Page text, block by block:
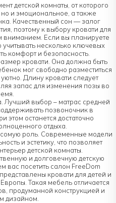
детской комнаты, от которого
и эмоциональное, а также
Качественный сон — залог
поэтому к выбору кровати для
вниманием. Если вы планируете
учитывать несколько ключевых
комфорт и безопасность.
кровати. Она должна быть
мог свободно разместиться
Длину кровати следует
запас для изменения позы во
выбор – матрас средней
позвоночник в
останется достаточно
отдыха.
роль. Современные модели
и эстетику, что позволяет
детской комнаты.
и долговечную детскую
вас посетить салон FreeDom
кровати для детей и
Такая мебель отличается
продуманной конструкцией и
дизайном.